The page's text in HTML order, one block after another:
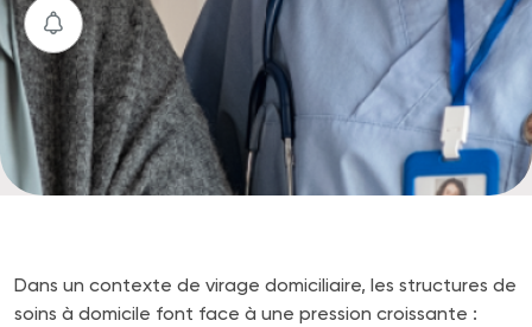
Dans un contexte de virage domiciliaire, les structures de
soins à domicile font face à une pression croissante :